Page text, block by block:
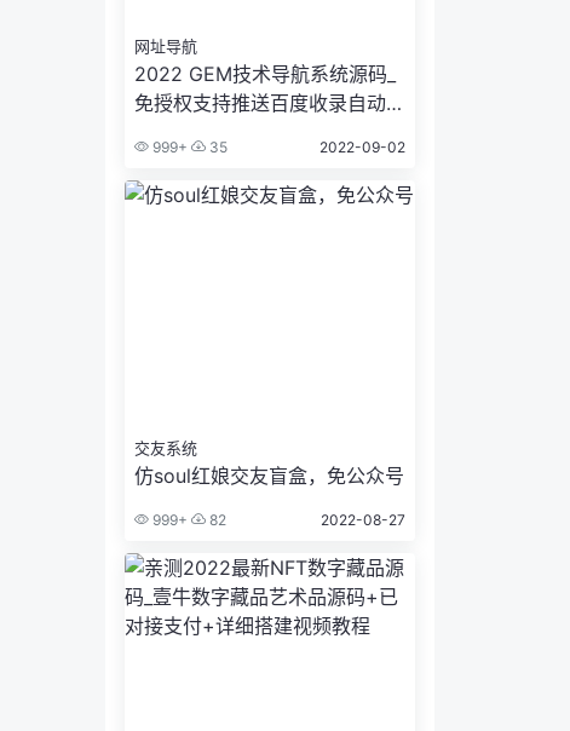
网址导航
2022 GEM技术导航系统源码_
免授权支持推送百度收录自动收
999+ 35 2022-09-02
交友系统
仿soul红娘交友盲盒，免公众号
999+ 82 2022-08-27